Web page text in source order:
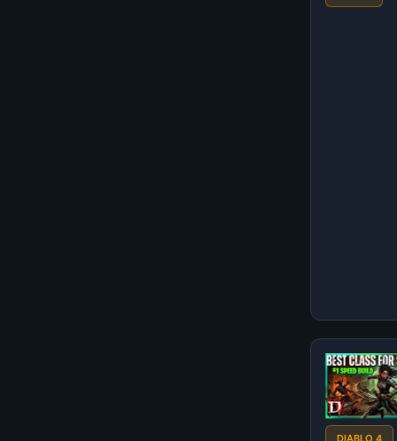
DIABLO 4